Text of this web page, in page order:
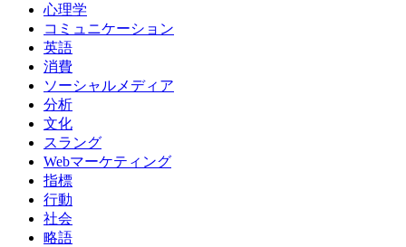
心理学
コミュニケーション
英語
消費
ソーシャルメディア
分析
文化
スラング
Webマーケティング
指標
行動
社会
略語